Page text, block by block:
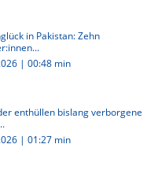
in Pakistan: Zehn
| 00:48 min
enthüllen bislang verborgene
| 01:27 min